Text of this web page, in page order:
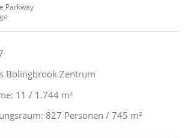
Parkway
Bolingbrook Zentrum
11 / 1.744 m²
827 Personen / 745 m²